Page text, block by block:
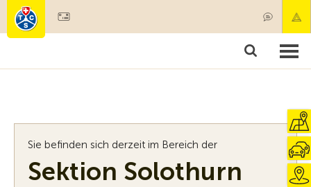
Mitgliedschaft & Leistungen
Sie befinden sich derzeit im Bereich der
Sektion Solothurn